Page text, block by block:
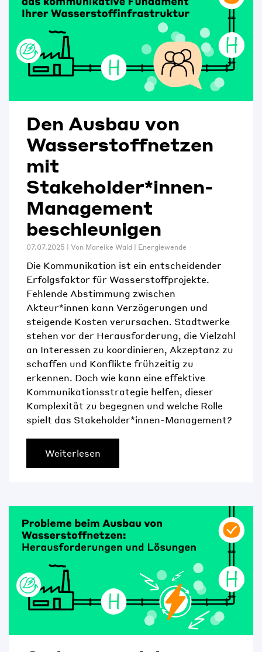
Den Ausbau von
Wasserstoffnetzen
mit
Stakeholder*innen-
Management
beschleunigen
07.07.2025 | Von Mareike Wald Energiewende
Die Kommunikation ist ein entscheidender
Erfolgsfaktor für Wasserstoffprojekte.
Fehlende Abstimmung zwischen
Akteur*innen kann Verzögerungen und
steigende Kosten verursachen. Stadtwerke
stehen vor der Herausforderung, die Vielzahl
an Interessen zu koordinieren, Akzeptanz zu
schaffen und Konflikte frühzeitig zu
erkennen. Doch wie kann eine effektive
Kommunikationsstrategie helfen, dieser
Komplexität zu begegnen und welche Rolle
spielt das Stakeholder*innen-Management?
Weiterlesen